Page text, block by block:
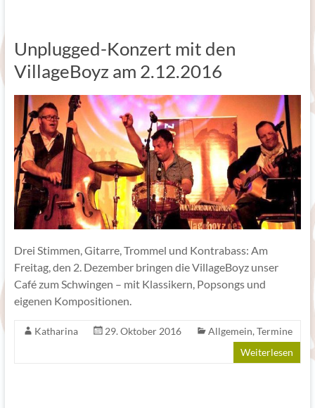
Unplugged-Konzert mit den
VillageBoyz am 2.12.2016
Drei Stimmen, Gitarre, Trommel und Kontrabass: Am
Freitag, den 2. Dezember bringen die VillageBoyz unser
Café zum Schwingen – mit Klassikern, Popsongs und
eigenen Kompositionen.
Katharina 29. Oktober 2016 Allgemein, Termine
Weiterlesen